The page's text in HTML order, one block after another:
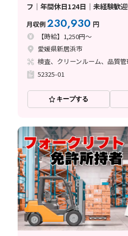
フ｜年間休日124日｜未経験歓迎
月収例230,930 円
【時給】1,250円～
愛媛県新居浜市
52325-01
キープする